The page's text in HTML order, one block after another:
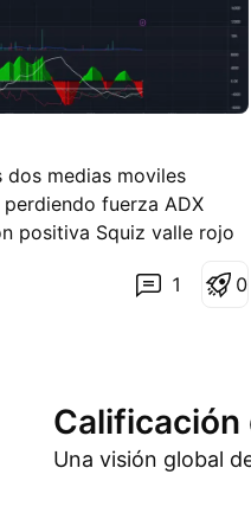
medias moviles
fuerza ADX
positiva Squiz valle rojo
en un rango si el
1 0
Calificación
Una visión global